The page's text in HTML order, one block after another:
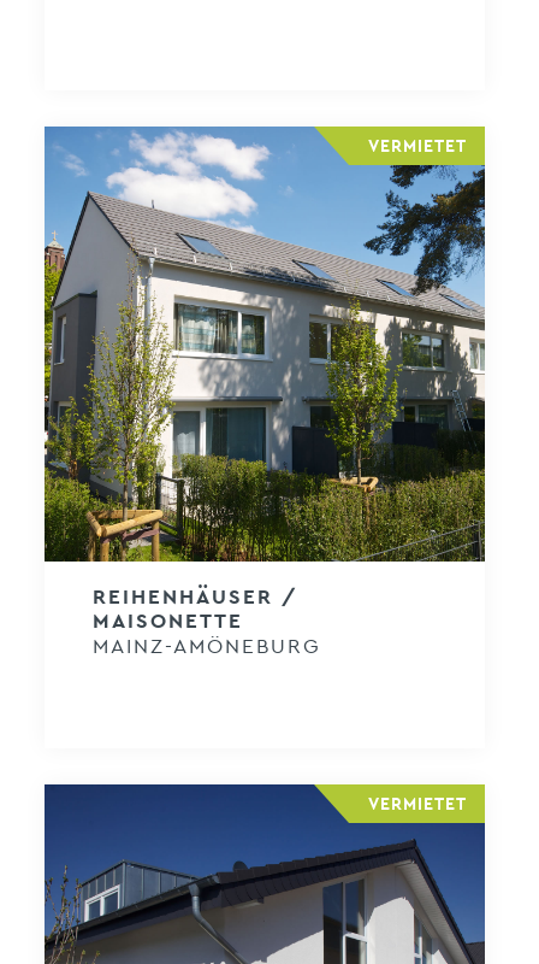
VERMIETET
REIHENHÄUSER /
MAISONETTE
MAINZ-AMÖNEBURG
VERMIETET